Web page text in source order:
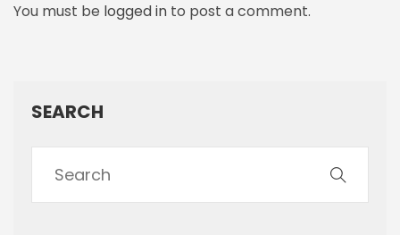
You must be logged in to post a comment.
SEARCH